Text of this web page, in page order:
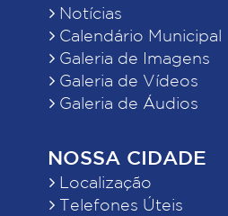
Notícias
Calendário Municipal
Galeria de Imagens
Galeria de Vídeos
Galeria de Áudios
NOSSA CIDADE
Localização
Telefones Úteis